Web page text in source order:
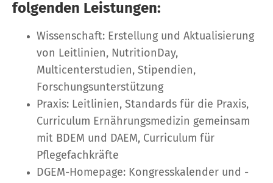
folgenden Leistungen:
Wissenschaft: Erstellung und Aktualisierung
von Leitlinien, NutritionDay,
Multicenterstudien, Stipendien,
Forschungsunterstützung
Praxis: Leitlinien, Standards für die Praxis,
Curriculum Ernährungsmedizin gemeinsam
mit BDEM und DAEM, Curriculum für
Pflegefachkräfte
DGEM-Homepage: Kongresskalender und -